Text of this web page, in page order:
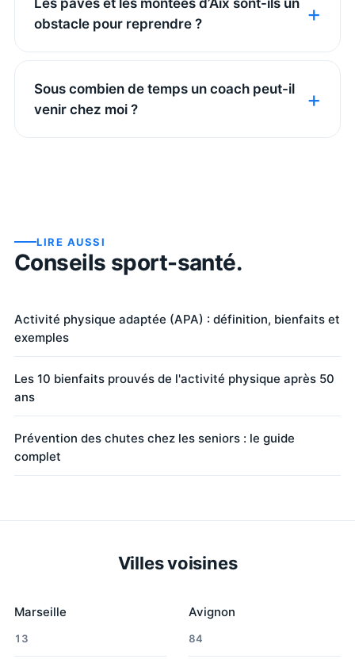
obstacle pour reprendre ?
Sous combien de temps un coach peut-il
venir chez moi ?
LIRE AUSSI
Conseils sport-santé.
Activité physique adaptée (APA) : définition, bienfaits et
exemples
Les 10 bienfaits prouvés de l'activité physique après 50
ans
Prévention des chutes chez les seniors : le guide
complet
Villes voisines
Marseille
13
Avignon
84